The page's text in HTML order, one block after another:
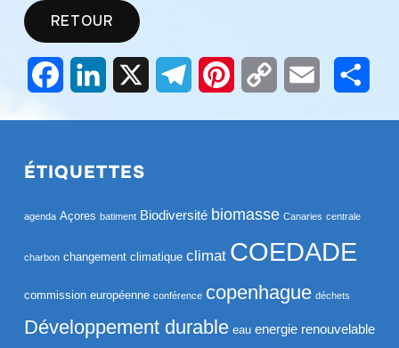
RETOUR
FacebookLinkedIn TelegramPinterestCopy Email
ÉTIQUETTES
agenda Açores batiment Biodiversité biomasse Canaries centrale
charbon changement climatique climat COEDADE
commission européenne conférence copenhague déchets
Développement durable eau energie renouvelable